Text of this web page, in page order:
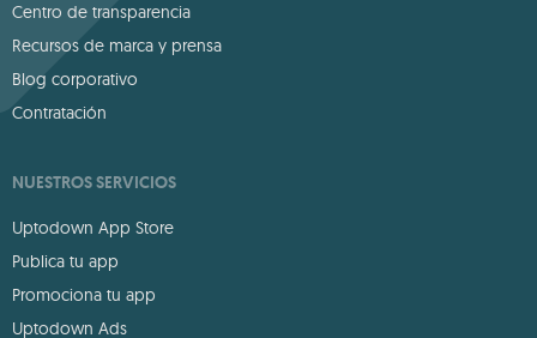
Centro de transparencia
Recursos de marca y prensa
Blog corporativo
Contratación
NUESTROS SERVICIOS
Uptodown App Store
Publica tu app
Promociona tu app
Uptodown Ads